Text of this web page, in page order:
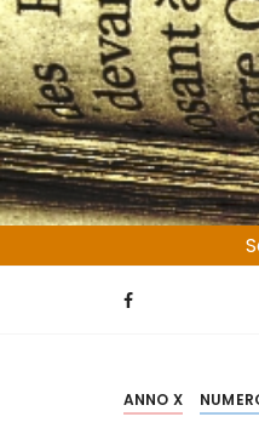
S
a
l
t
a
a
l
c
Liguria e
ANNO X